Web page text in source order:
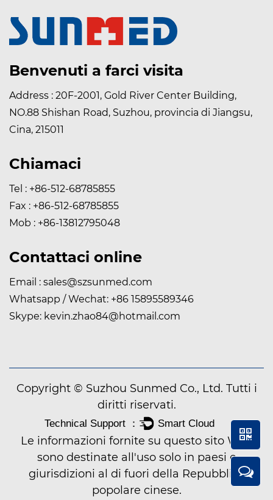
Benvenuti a farci visita
Address : 20F-2001, Gold River Center Building,
NO.88 Shishan Road, Suzhou, provincia di Jiangsu,
Cina, 215011
Chiamaci
Tel : +86-512-68785855
Fax : +86-512-68785855
Mob : +86-13812795048
Contattaci online
Email : sales@szsunmed.com
Whatsapp / Wechat: +86 15895589346
Skype: kevin.zhao84@hotmail.com
Copyright © Suzhou Sunmed Co., Ltd. Tutti i
diritti riservati.
Le informazioni fornite su questo sito Web
sono destinate all'uso solo in paesi e
giurisdizioni al di fuori della Repubblica
popolare cinese.